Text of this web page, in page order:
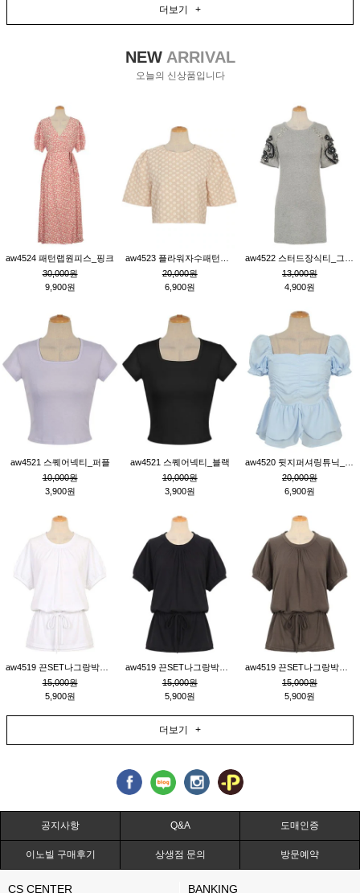
더보기 +
NEWARRIVAL
오늘의 신상품입니다
aw4524 패턴랩원피스_핑크
30,000원
9,900원
20,000원
6,900원
13,000원
4,900원
aw4521 스퀘어넥티_퍼플
10,000원
3,900원
aw4521 스퀘어넥티_블랙
10,000원
3,900원
20,000원
6,900원
15,000원
5,900원
15,000원
5,900원
15,000원
5,900원
더보기 +
공지사항 Q&A 도매인증
이노빌 구매후기 상생점 문의 방문예약
CS CENTER BANKING